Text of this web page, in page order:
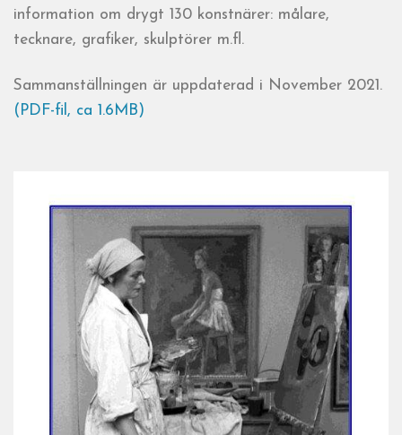
information om drygt 130 konstnärer: målare,
tecknare, grafiker, skulptörer m.fl.
Sammanställningen är uppdaterad i November 2021.
(PDF-fil, ca 1.6MB)